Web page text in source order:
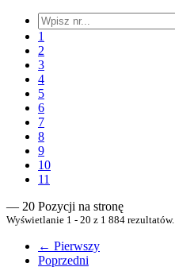
1
2
3
4
5
6
7
8
9
10
11
— 20 Pozycji na stronę
Wyświetlanie 1 - 20 z 1 884 rezultatów.
← Pierwszy
Poprzedni